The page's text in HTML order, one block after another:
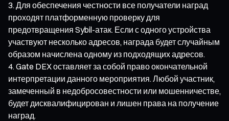
Для обеспечения честности все получатели наград
проходят платформенную проверку для
предотвращения Sybil-атак. Если с одного устройства
участвуют несколько адресов, награда будет случайным
образом начислена одному из подходящих адресов.
Gate DEX оставляет за собой право окончательной
интерпретации данного мероприятия. Любой участник,
замеченный в недобросовестности или мошенничестве,
будет дисквалифицирован и лишен права на получение
наград.